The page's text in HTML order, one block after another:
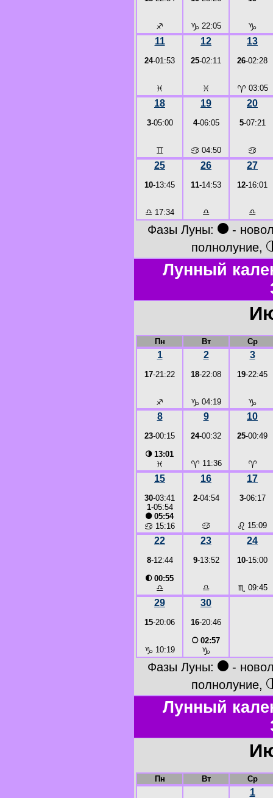
♐ ♑ 22:05 ♑
11
24-01:53
♓
12
25-02:11
♓
13
26-02:28
♈ 03:05
18
3-05:00
♊
19
4-06:05
♋ 04:50
20
5-07:21
♋
25
10-13:45
♎ 17:34
26
11-14:53
♎
27
12-16:01
♎
Фазы Луны: ● -
полнолуние,
Лунный
Пн Вт Ср
1
17-21:22
♐
2
18-22:08
♑ 04:19
3
19-22:45
♑
8
23-00:15
◑13:01
♓
9
24-00:32
♈ 11:36
10
25-00:49
♈
15
30-03:41
1-05:54
●05:54
♋ 15:16
16
2-04:54
♋
17
3-06:17
♌ 15:09
22
8-12:44
◐00:55
♎
23
9-13:52
♎
24
10-15:00
♏ 09:45
29
15-20:06
♑ 10:19
30
16-20:46
○02:57
♑
Фазы Луны: ● -
полнолуние,
Лунный
Пн Вт Ср
1